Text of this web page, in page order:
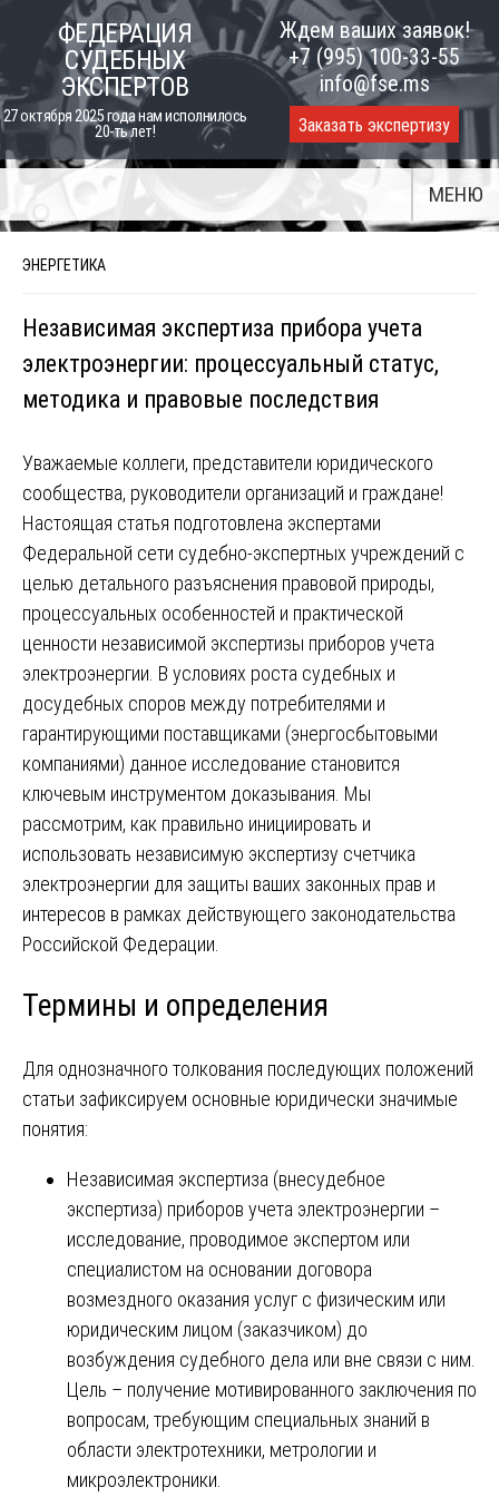
content
ФЕДЕРАЦИЯ
СУДЕБНЫХ
ЭКСПЕРТОВ
27 октября 2025 года нам исполнилось
20-ть лет!
Ждем ваших заявок!
+7 (995) 100-33-55
info@fse.ms
Заказать экспертизу
МЕНЮ
ЭНЕРГЕТИКА
Независимая экспертиза прибора учета
электроэнергии: процессуальный статус,
методика и правовые последствия
Уважаемые коллеги, представители юридического
сообщества, руководители организаций и граждане!
Настоящая статья подготовлена экспертами
Федеральной сети судебно-экспертных учреждений с
целью детального разъяснения правовой природы,
процессуальных особенностей и практической
ценности независимой экспертизы приборов учета
электроэнергии. В условиях роста судебных и
досудебных споров между потребителями и
гарантирующими поставщиками (энергосбытовыми
компаниями) данное исследование становится
ключевым инструментом доказывания. Мы
рассмотрим, как правильно инициировать и
использовать независимую экспертизу счетчика
электроэнергии для защиты ваших законных прав и
интересов в рамках действующего законодательства
Российской Федерации.
Термины и определения
Для однозначного толкования последующих положений
статьи зафиксируем основные юридически значимые
понятия:
Независимая экспертиза (внесудебное
экспертиза) приборов учета электроэнергии –
исследование, проводимое экспертом или
специалистом на основании договора
возмездного оказания услуг с физическим или
юридическим лицом (заказчиком) до
возбуждения судебного дела или вне связи с ним.
Цель – получение мотивированного заключения по
вопросам, требующим специальных знаний в
области электротехники, метрологии и
микроэлектроники.